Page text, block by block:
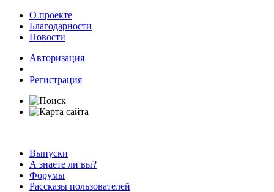
О проекте
Благодарности
Новости
Авторизация
Регистрация
Выпуски
А знаете ли вы?
Форумы
Рассказы пользователей